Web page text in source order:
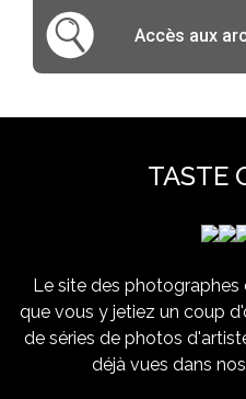
Accès aux
TASTE
Le site des
que vous y jetiez un coup
de séries de photos
déjà vues dans